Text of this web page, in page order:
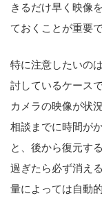
きるだけ早く映像
ておくことが重要で
特に注意したいの
討しているケース
カメラの映像が状
相談までに時間が
と、後から復元す
過ぎたら必ず消え
量によっては自動